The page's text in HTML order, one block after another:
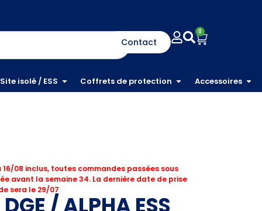
Contact
0
Site isolé / ESS Coffrets de protection Accessoires
16/08 inclus, toutes commandes passées sous
avant la semaine 34. La dernière date de prise
sera le 29/07
/ ALPHA ESS